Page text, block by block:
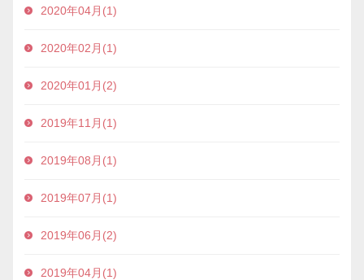
2020年04月(1)
2020年02月(1)
2020年01月(2)
2019年11月(1)
2019年08月(1)
2019年07月(1)
2019年06月(2)
2019年04月(1)